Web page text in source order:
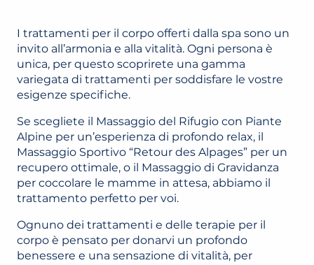
I trattamenti per il corpo offerti dalla spa sono un
invito all’armonia e alla vitalità. Ogni persona è
unica, per questo scoprirete una gamma
variegata di trattamenti per soddisfare le vostre
esigenze specifiche.
Se scegliete il Massaggio del Rifugio con Piante
Alpine per un’esperienza di profondo relax, il
Massaggio Sportivo “Retour des Alpages” per un
recupero ottimale, o il Massaggio di Gravidanza
per coccolare le mamme in attesa, abbiamo il
trattamento perfetto per voi.
Ognuno dei trattamenti e delle terapie per il
corpo è pensato per donarvi un profondo
benessere e una sensazione di vitalità, per